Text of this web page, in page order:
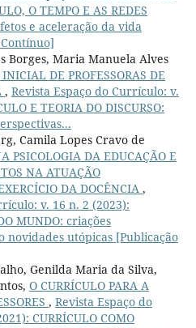
O TEMPO E AS REDES
e aceleração da vida
Borges, Maria Manuela Alves
DE PROFESSORAS DE
, Revista Espaço do Currículo: v.
E TEORIA DO DISCURSO:
Camila Lopes Cravo de
PSICOLOGIA DA EDUCAÇÃO E
NA ATUAÇÃO
DA DOCÊNCIA ,
v. 16 n. 2 (2023):
MUNDO: criações
utópicas [Publicação
Genilda Maria da Silva,
O CURRÍCULO PARA A
, Revista Espaço do
CURRÍCULO COMO